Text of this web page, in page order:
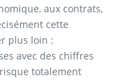
aux contrats,
cette
plus loin :
avec des chiffres
totalement